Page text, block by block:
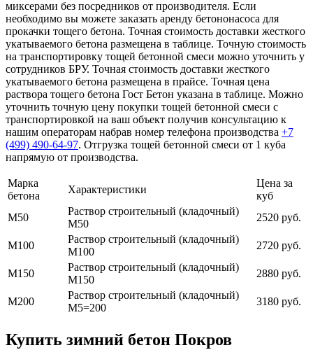
миксерами без посредников от производителя. Если
необходимо вы можете заказать аренду бетононасоса для
прокачки тощего бетона. Точная стоимость доставки жесткого
укатываемого бетона размещена в таблице. Точную стоимость
на транспортировку тощей бетонной смеси можно уточнить у
сотрудников БРУ. Точная стоимость доставки жесткого
укатываемого бетона размещена в прайсе. Точная цена
раствора тощего бетона Гост Бетон указана в таблице. Можно
уточнить точную цену покупки тощей бетонной смеси с
транспортировкой на ваш объект получив консультацию к
нашим операторам набрав номер телефона производства +7
(499) 490-64-97. Отгрузка тощей бетонной смеси от 1 куба
напрямую от производства.
Марка
бетона
Характеристики
Цена за
куб
М50
Раствор строительный (кладочный)
М50
2520 руб.
М100
Раствор строительный (кладочный)
М100
2720 руб.
М150
Раствор строительный (кладочный)
М150
2880 руб.
М200
Раствор строительный (кладочный)
М5=200
3180 руб.
Купить зимний бетон Покров